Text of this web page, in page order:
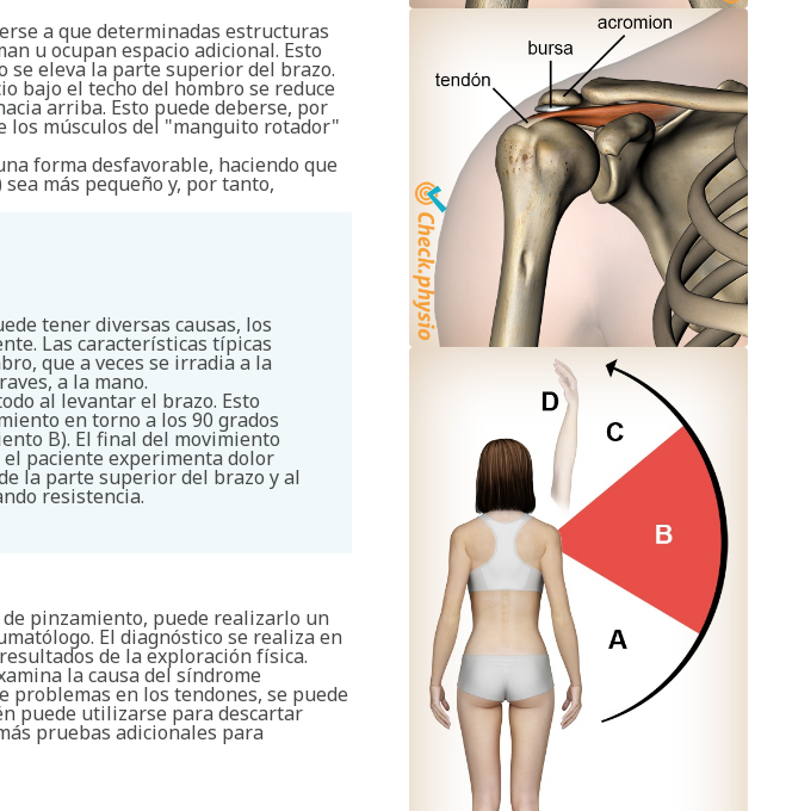
a que determinadas estructuras
u ocupan espacio adicional. Esto
se eleva la parte superior del brazo.
bajo el techo del hombro se reduce
arriba. Esto puede deberse, por
los músculos del "manguito rotador"
forma desfavorable, haciendo que
más pequeño y, por tanto,
tener diversas causas, los
Las características típicas
que a veces se irradia a la
a la mano.
al levantar el brazo. Esto
en torno a los 90 grados
B). El final del movimiento
paciente experimenta dolor
la parte superior del brazo y al
resistencia.
pinzamiento, puede realizarlo un
El diagnóstico se realiza en
de la exploración física.
la causa del síndrome
problemas en los tendones, se puede
puede utilizarse para descartar
pruebas adicionales para